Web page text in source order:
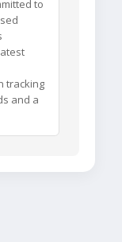
to
tracking
and a